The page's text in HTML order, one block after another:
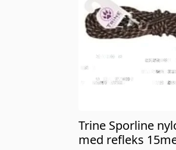
Trine Sporline
med refleks